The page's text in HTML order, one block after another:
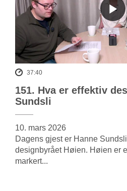
37:40
151. Hva er effektiv
Sundsli
10. mars 2026
Dagens gjest er Hanne
designbyrået Høien. Høien er
markert...